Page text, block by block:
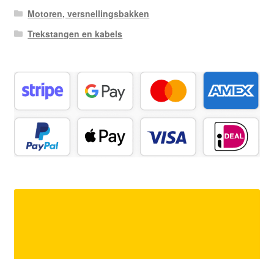
Motoren, versnellingsbakken
Trekstangen en kabels